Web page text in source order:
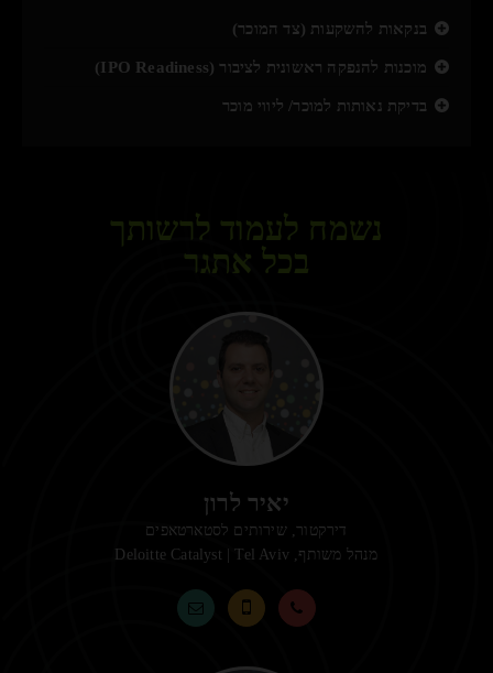
בנקאות להשקעות (צד המוכר)
מוכנות להנפקה ראשונית לציבור (IPO Readiness)
בדיקת נאותות למוכר/ ליווי מוכר
נשמח לעמוד לרשותך
בכל אתגר
יאיר לרון
דירקטור, שירותים לסטארטאפים
מנהל משותף, Deloitte Catalyst | Tel Aviv